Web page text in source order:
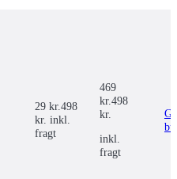
29 kr. 498
kr. inkl.
fragt
469
kr. 498
kr.
inkl.
fragt